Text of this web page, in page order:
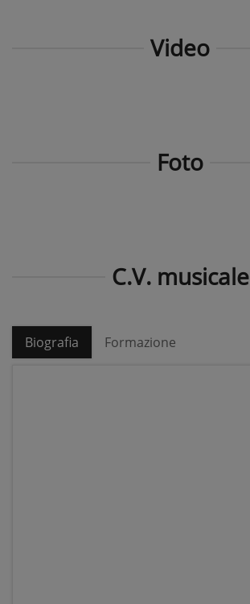
Video
Foto
C.V. musicale
Biografia Formazione